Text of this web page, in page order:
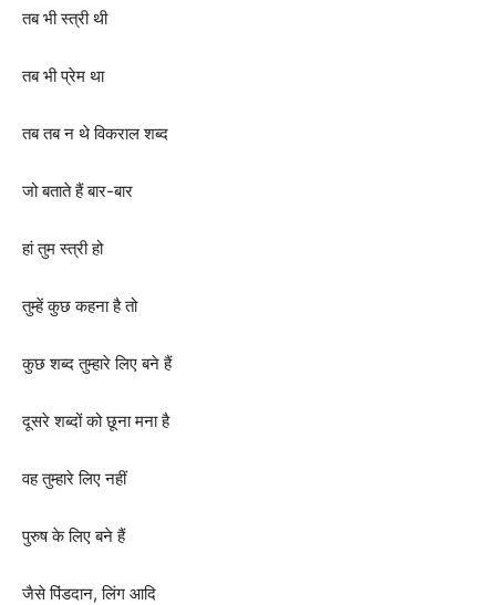
तब भी स्त्री थी
तब भी प्रेम था
तब तब न थे विकराल शब्द
जो बताते हैं बार-बार
हां तुम स्त्री हो
तुम्हें कुछ कहना है तो
कुछ शब्द तुम्हारे लिए बने हैं
दूसरे शब्दों को छूना मना है
वह तुम्हारे लिए नहीं
पुरुष के लिए बने हैं
जैसे पिंडदान, लिंग आदि